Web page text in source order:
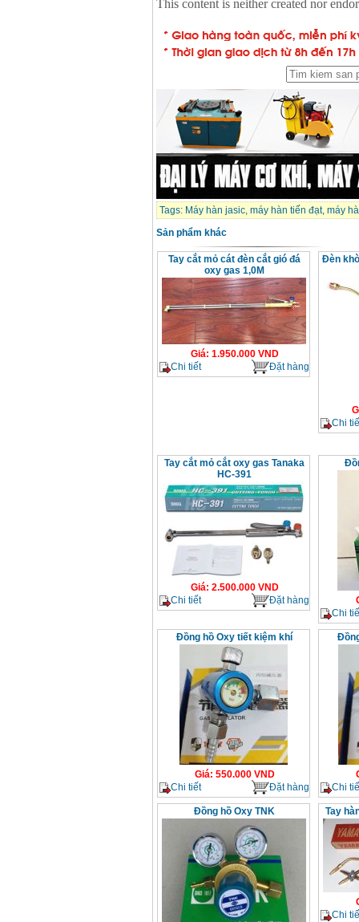
Tags: Máy hàn jasic, máy hàn tiến đạt, máy
Sản phẩm khác
Tay cắt mỏ cát đèn cắt gió đá
oxy gas 1,0M
Giá: 1.950.000VND
Chi tiết
Đặt hàng
Đèn
Chi
Tay cắt mỏ cắt oxy gas Tanaka
HC-391
Giá: 2.500.000VND
Chi tiết
Đặt hàng
Chi
Đồng hồ Oxy tiết kiệm khí
Giá: 550.000VND
Chi tiết
Đặt hàng
Chi
Đồng hồ Oxy TNK Tay
Chi